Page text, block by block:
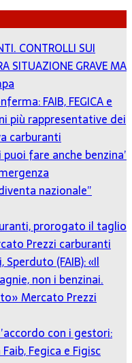
CONTROLLI SUI
SITUAZIONE GRAVE MA
FAIB, FEGICA e
più rappresentative dei
carburanti
puoi fare anche benzina’
nazionale”
prorogato il taglio
Prezzi carburanti
Sperduto (FAIB): «Il
non i benzinai.
Mercato Prezzi
con i gestori:
Fegica e Figisc